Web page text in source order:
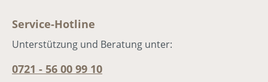
Umsetzung der biblischen Geschichte
über die Geschwister aus Bethanien.
den jungen Mitwirkenden auch dieses
Service-Hotline
Unterstützung und Beratung unter:
0721 - 56 00 99 10